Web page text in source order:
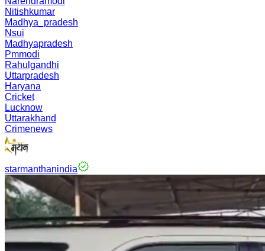
Nitishkumar
Madhya_pradesh
Nsui
Madhyapradesh
Pmmodi
Rahulgandhi
Uttarpradesh
Haryana
Cricket
Lucknow
Uttarakhand
Crimenews
starmanthanindia